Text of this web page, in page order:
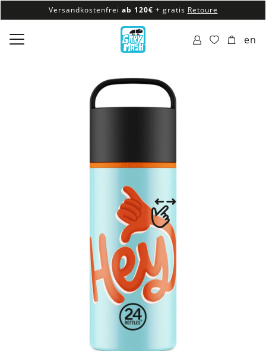
Versandkostenfrei ab 120€ + gratis Retoure
100% veganes & fair produziertes Sortiment
Versandkostenfrei ab 120€
en